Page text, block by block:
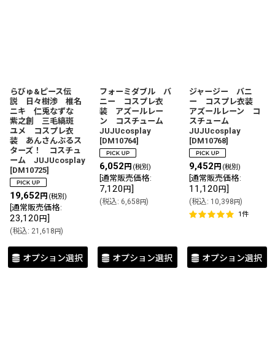
らびゅ&ピース伝
説 日々樹渉 椎名
ニキ 仁兎なずな
紫之創 三毛縞斑
ユメ コスプレ衣
装 あんさんぶるス
ターズ！ コスチュ
ーム JUJUcosplay
[DM10725]
19,652 円 (税別)
通常販売価格:
23,120 円]
(税込: 21,618 円)
オプション選択
フォーミダブル バ
ニー コスプレ衣
装 アズールレー
ン コスチューム
JUJUcosplay
[DM10764]
6,052 円 (税別)
通常販売価格:
7,120 円]
(税込: 6,658 円)
オプション選択
ジャージー バニ
ー コスプレ衣装
アズールレーン コ
スチューム
JUJUcosplay
[DM10768]
9,452 円 (税別)
通常販売価格:
11,120 円]
(税込: 10,398 円)
1件
オプション選択